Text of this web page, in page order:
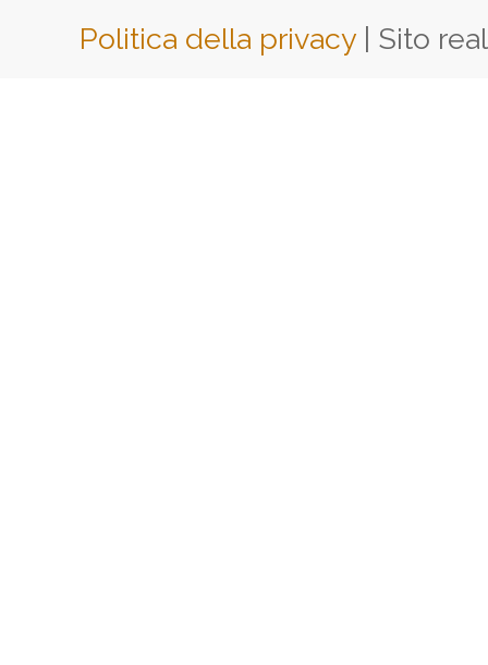
Politica della privacy | Sito